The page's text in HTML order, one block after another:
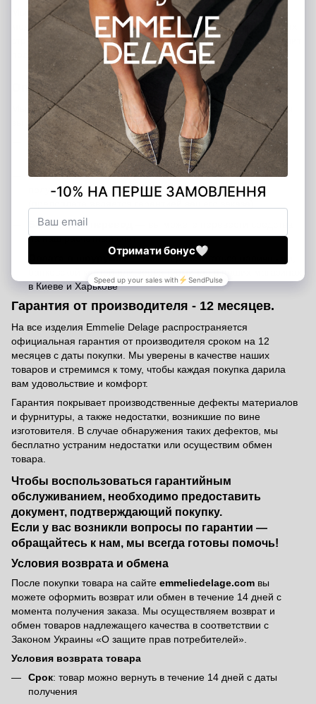
Мы доставляем заказы по всему миру. Чтобы оформить
международный заказ, укажите, пожалуйста, в комментариях
страну получателя. Менеджер свяжется с вами и предоставит
подробную информацию о стоимости доставки и сроках.
Оплата заказа
Мы предлагаем несколько удобных способов оплаты, чтобы
вы могли выбрать тот, который подходит именно вам:
Банковской картой на сайте — быстро и безопасно
через платёжную систему
Наложенный платёж (послеоплата)— оплата при
получении после внесения предоплаты 200 грн
Банковский перевод
на наш расчётный счёт
Оплата в шоурумах— можно рассчитаться наличными,
в Киеве и Харькове
Гарантия от производителя - 12 месяцев.
На все изделия Emmelie Delage распространяется
официальная гарантия от производителя сроком на 12
месяцев с даты покупки. Мы уверены в качестве наших
товаров и стремимся к тому, чтобы каждая покупка дарила
вам удовольствие и комфорт.
Гарантия покрывает производственные дефекты материалов
и фурнитуры, а также недостатки, возникшие по вине
изготовителя. В случае обнаружения таких дефектов, мы
бесплатно устраним недостатки или осуществим обмен
товара.
Чтобы воспользоваться гарантийным
обслуживанием, необходимо предоставить
документ, подтверждающий покупку.
Если у вас возникли вопросы по гарантии —
обращайтесь к нам, мы всегда готовы помочь!
Условия возврата и обмена
После покупки товара на сайте emmeliedelage.com вы
можете оформить возврат или обмен в течение 14 дней с
момента получения заказа. Мы осуществляем возврат и
обмен товаров надлежащего качества в соответствии с
Законом Украины «О защите прав потребителей».
Условия возврата товара
Срок: товар можно вернуть в течение 14 дней с даты
получения